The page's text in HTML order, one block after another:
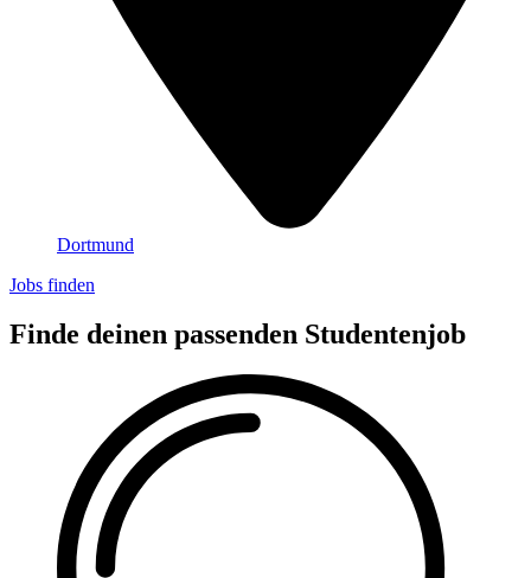
Dortmund
Jobs finden
Finde deinen passenden Studentenjob